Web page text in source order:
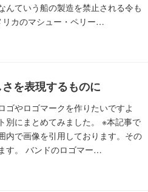
んていう船の製造を禁止される令も
リカのマシュー・ペリー…
を表現するものに
ゴやロゴマークを作りたいですよ
別にまとめてみました。 ※本記事で
内で画像を引用しております。その
す。 バンドのロゴマー…